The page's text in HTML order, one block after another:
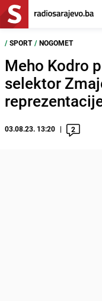
/ SPORT / NOGOMET
Meho Kodro
selektor
03.08.23. 13:20 2